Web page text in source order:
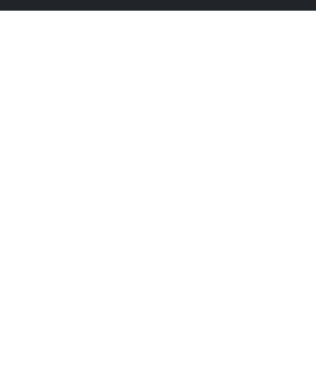
Umzug von Göttingen nach Brunei Darussalam